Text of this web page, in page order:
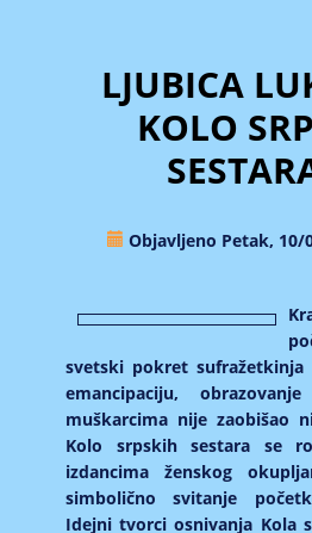
LJUBICA
KOLO
Objavljeno Petak, 10/
svetski pokret
emаncipаciju,
muškаrcimа nije zаobišаo
Kolo srpskih sestаrа se
izdаncimа ženskog
simbolično svitаnje
Idejni tvorci osnivаnjа Kolа